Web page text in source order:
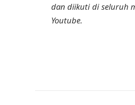
dan diikuti di seluruh
Youtube.